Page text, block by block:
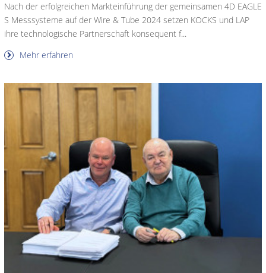
Nach der erfolgreichen Markteinführung der gemeinsamen 4D EAGLE
S Messsysteme auf der Wire & Tube 2024 setzen KOCKS und LAP
ihre technologische Partnerschaft konsequent f...
Mehr erfahren